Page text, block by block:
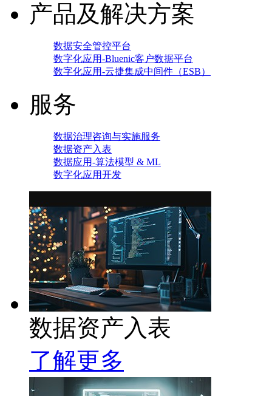
产品及解决方案
数据安全管控平台
数字化应用-Bluenic客户数据平台
数字化应用-云捷集成中间件（ESB）
服务
数据治理咨询与实施服务
数据资产入表
数据应用-算法模型 & ML
数字化应用开发
数据资产入表
了解更多